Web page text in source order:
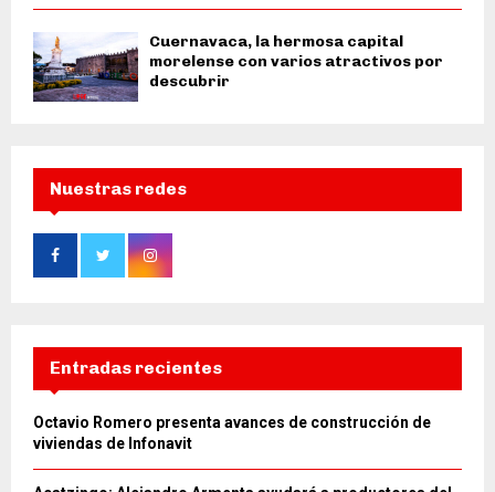
Cuernavaca, la hermosa capital
morelense con varios atractivos por
descubrir
Nuestras redes
Entradas recientes
Octavio Romero presenta avances de construcción de
viviendas de Infonavit